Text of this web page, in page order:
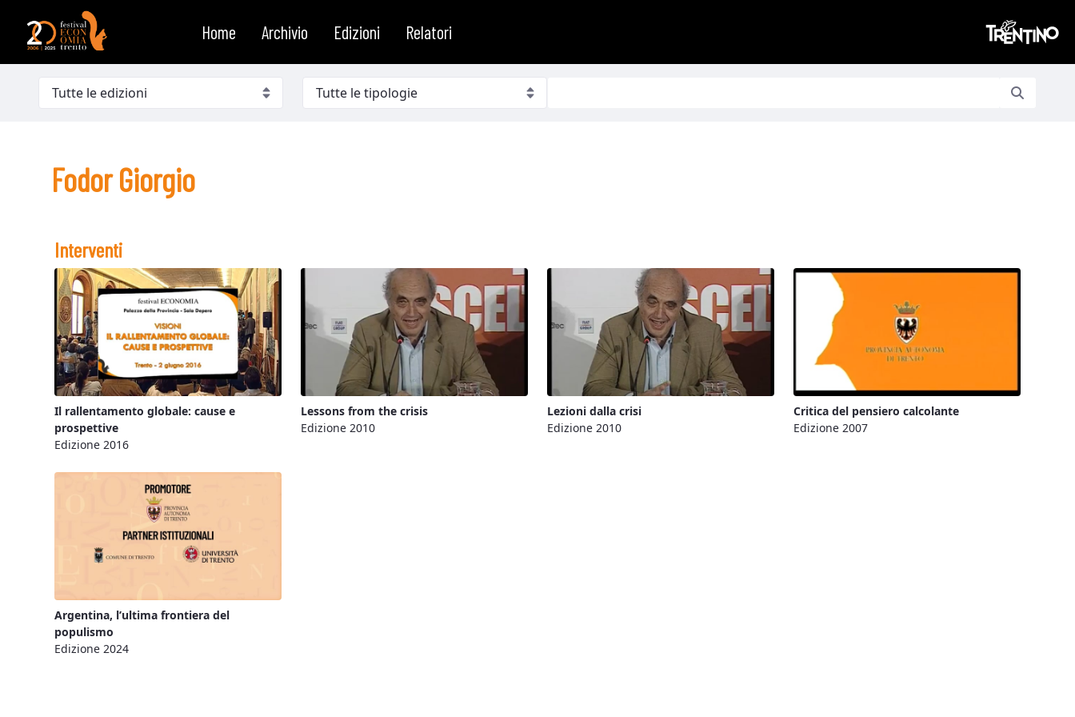
Salta al contenuto
Fodor Giorgio
Home Archivio Edizioni Relatori
Fodor Giorgio
Interventi
Il rallentamento globale: cause e
prospettive
Edizione 2016
Lessons from the crisis
Edizione 2010
Lezioni dalla crisi
Edizione 2010
Critica del pensiero calcolante
Edizione 2007
Argentina, l’ultima frontiera del
populismo
Edizione 2024